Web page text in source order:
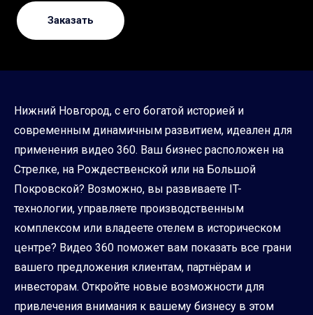
Заказать
Нижний Новгород, с его богатой историей и
современным динамичным развитием, идеален для
применения видео 360. Ваш бизнес расположен на
Стрелке, на Рождественской или на Большой
Покровской? Возможно, вы развиваете IT-
технологии, управляете производственным
комплексом или владеете отелем в историческом
центре? Видео 360 поможет вам показать все грани
вашего предложения клиентам, партнёрам и
инвесторам. Откройте новые возможности для
привлечения внимания к вашему бизнесу в этом